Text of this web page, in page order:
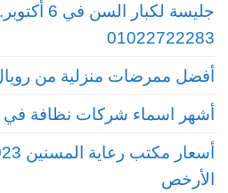
جليسة
01022722283
أفضل ممرضات منزلية من
أشهر اسماء شركات نظافة في مصر
الأرخص